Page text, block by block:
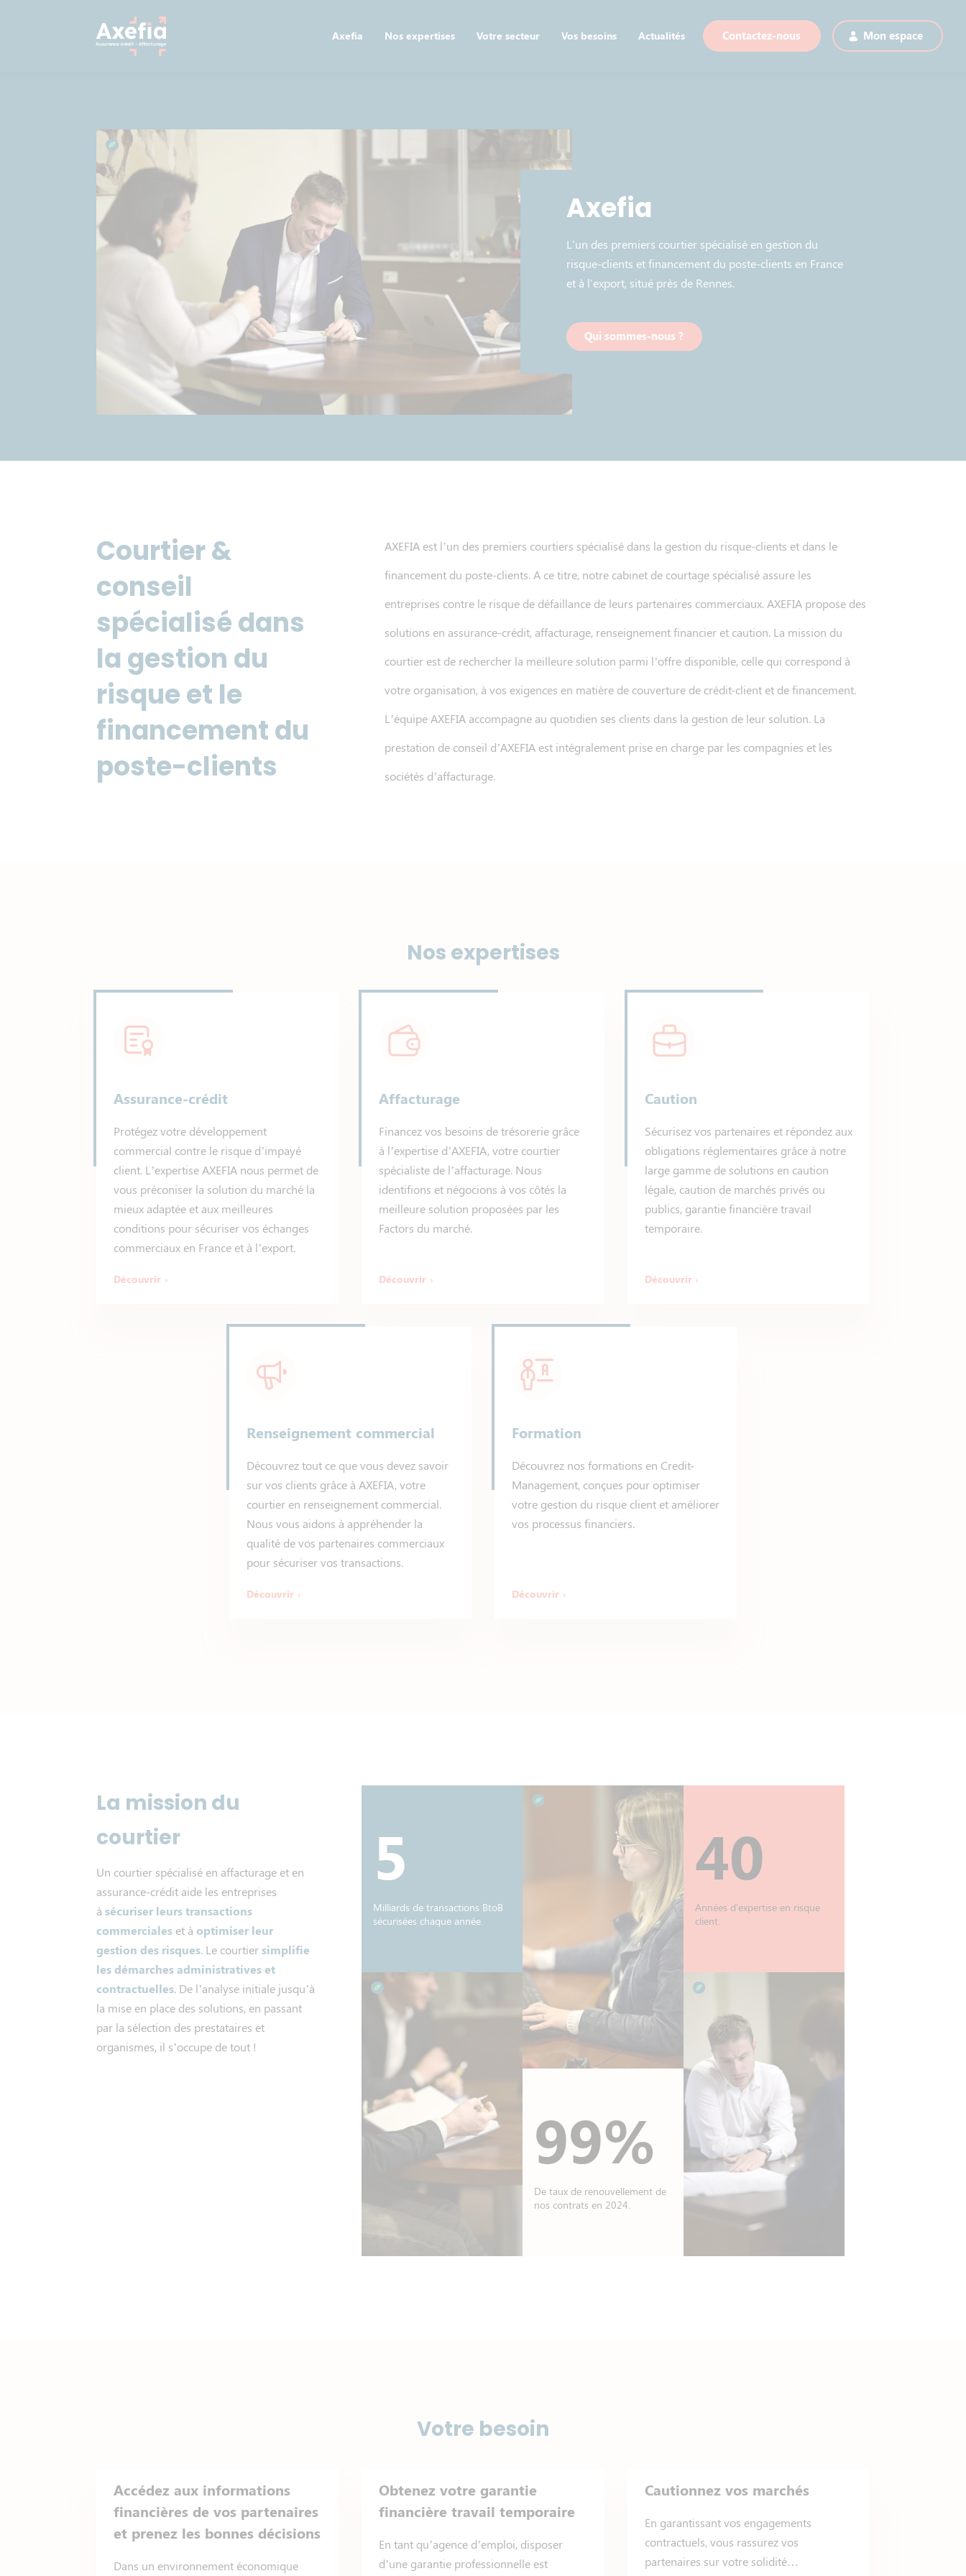
Axefia Nos expertises Votre secteur Vos besoins Actualités Contactez-nous Mon espace
Axefia
L'un des premiers courtier spécialisé en gestion du
risque-clients et financement du poste-clients en France
et à l'export, situé près de Rennes.
Qui sommes-nous ?
Courtier &
conseil
spécialisé dans
la gestion du
risque et le
financement du
poste-clients
AXEFIA est l’un des premiers courtiers spécialisé dans la gestion du risque-clients et dans le
financement du poste-clients. A ce titre, notre cabinet de courtage spécialisé assure les
entreprises contre le risque de défaillance de leurs partenaires commerciaux. AXEFIA propose des
solutions en assurance-crédit, affacturage, renseignement financier et caution. La mission du
courtier est de rechercher la meilleure solution parmi l’offre disponible, celle qui correspond à
votre organisation, à vos exigences en matière de couverture de crédit-client et de financement.
L’équipe AXEFIA accompagne au quotidien ses clients dans la gestion de leur solution. La
prestation de conseil d’AXEFIA est intégralement prise en charge par les compagnies et les
sociétés d’affacturage.
Nos expertises
Assurance-crédit
Protégez votre développement
commercial contre le risque d’impayé
client. L’expertise AXEFIA nous permet de
vous préconiser la solution du marché la
mieux adaptée et aux meilleures
conditions pour sécuriser vos échanges
commerciaux en France et à l’export.
Découvrir
Affacturage
Financez vos besoins de trésorerie grâce
à l’expertise d’AXEFIA, votre courtier
spécialiste de l’affacturage. Nous
identifions et négocions à vos côtés la
meilleure solution proposées par les
Factors du marché.
Découvrir
Caution
Sécurisez vos partenaires et répondez aux
obligations réglementaires grâce à notre
large gamme de solutions en caution
légale, caution de marchés privés ou
publics, garantie financière travail
temporaire.
Découvrir
Renseignement commercial
Découvrez tout ce que vous devez savoir
sur vos clients grâce à AXEFIA, votre
courtier en renseignement commercial.
Nous vous aidons à appréhender la
qualité de vos partenaires commerciaux
pour sécuriser vos transactions.
Découvrir
Formation
Découvrez nos formations en Credit-
Management, conçues pour optimiser
votre gestion du risque client et améliorer
vos processus financiers.
Découvrir
La mission du
courtier
Un courtier spécialisé en affacturage et en
assurance-crédit aide les entreprises
àsécuriser leurs transactions
commerciales et àoptimiser leur
gestion des risques. Le courtiersimplifie
les démarches administratives et
contractuelles. De l’analyse initiale jusqu’à
la mise en place des solutions, en passant
par la sélection des prestataires et
organismes, il s’occupe de tout !
5
Milliards de transactions BtoB
sécurisées chaque année.
40
Années d’expertise en risque
client.
99%
De taux de renouvellement de
nos contrats en 2024.
Votre besoin
Accédez aux informations
financières de vos partenaires
et prenez les bonnes décisions
Dans un environnement économique
Obtenez votre garantie
financière travail temporaire
En tant qu’agence d’emploi, disposer
d’une garantie professionnelle est
Cautionnez vos marchés
En garantissant vos engagements
contractuels, vous rassurez vos
partenaires sur votre solidité…